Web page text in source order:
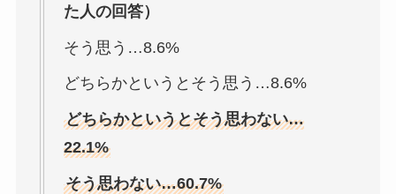
た人の回答）
そう思う…8.6%
どちらかというとそう思う…8.6%
どちらかというとそう思わない…
22.1%
そう思わない…60.7%